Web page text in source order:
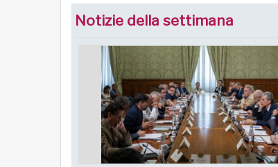
Notizie della settimana